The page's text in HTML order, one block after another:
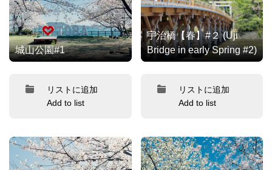
城山公園#1
リストに追加
Add to list
宇治橋【春】#２ (Uji
Bridge in early Spring #2)
リストに追加
Add to list